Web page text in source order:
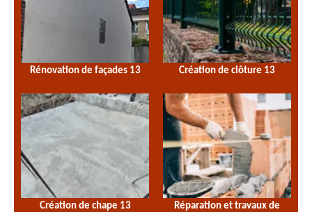
Rénovation de façades 13 Création de clôture 13
Création de chape 13
Réparation et travaux de